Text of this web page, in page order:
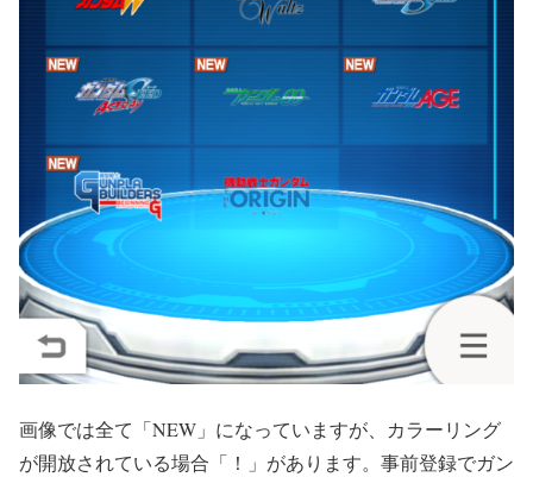
画像では全て「NEW」になっていますが、カラーリング
が開放されている場合「！」があります。事前登録でガン